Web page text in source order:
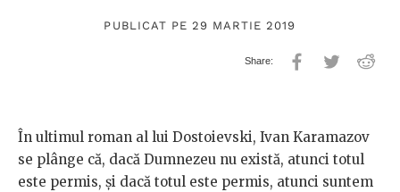
PUBLICAT PE 29 MARTIE 2019
În ultimul roman al lui Dostoievski, Ivan Karamazov
se plânge că, dacă Dumnezeu nu există, atunci totul
este permis, și dacă totul este permis, atunci suntem